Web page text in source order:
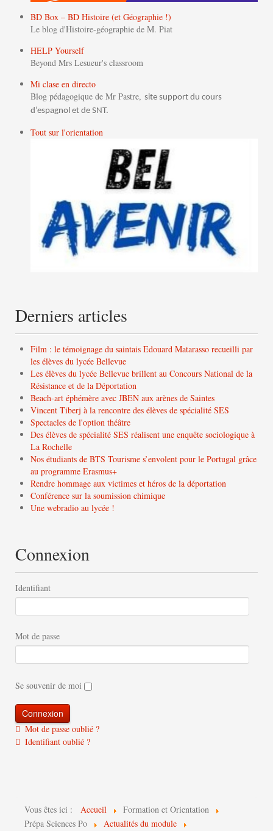
BD Box – BD Histoire (et Géographie !)
Le blog d'Histoire-géographie de M. Piat
HELP Yourself
Beyond Mrs Lesueur's classroom
Mi clase en directo
Blog pédagogique de Mr Pastre, site support du cours
d’espagnol et de SNT.
Tout sur l'orientation
Derniers articles
Film : le témoignage du saintais Edouard Matarasso recueilli par
les élèves du lycée Bellevue
Les élèves du lycée Bellevue brillent au Concours National de la
Résistance et de la Déportation
Beach-art éphémère avec JBEN aux arènes de Saintes
Vincent Tiberj à la rencontre des élèves de spécialité SES
Spectacles de l'option théâtre
Des élèves de spécialité SES réalisent une enquête sociologique à
La Rochelle
Nos étudiants de BTS Tourisme s’envolent pour le Portugal grâce
au programme Erasmus+
Rendre hommage aux victimes et héros de la déportation
Conférence sur la soumission chimique
Une webradio au lycée !
Connexion
Identifiant
Mot de passe
Se souvenir de moi
Mot de passe oublié ?
Identifiant oublié ?
Vous êtes ici : Accueil
Formation et Orientation
Prépa Sciences Po
Actualités du module